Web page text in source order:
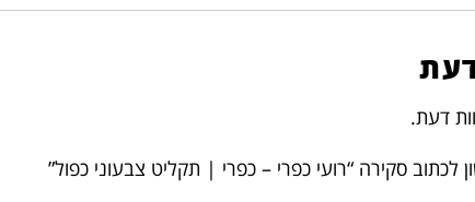
דעת.
לכתוב סקירה “רועי כפרי – כפרי | תקליט צבעוני כפול”